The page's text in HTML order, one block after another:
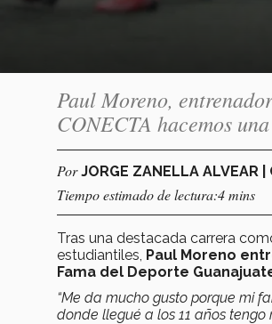
Paul Moreno,
CONECTA hacemos
PorJORGE ZANELLA ALVEAR |
Tiempo estimado de lectura:4 mins
Tras una destacada carrera
estudiantiles, Paul Moreno
Fama del Deporte
“Me da mucho gusto porque mi
donde llegué a los 11 años tengo